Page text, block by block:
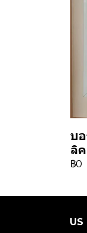
บ
ลิค
฿0
US